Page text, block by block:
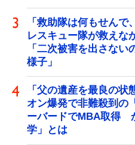
「救助隊は何もせんで
レスキュー隊が救え
「二次被害を出さな
様子」
「父の遺産を最良の
オン爆発で非難殺到の
ーバードでMBA取得
学」とは